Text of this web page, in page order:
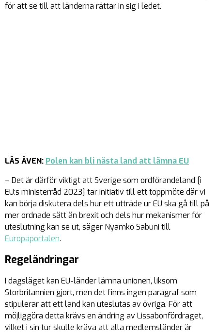
för att se till att länderna rättar in sig i ledet.
LÄS ÄVEN: Polen kan bli nästa land att lämna EU
– Det är därför viktigt att Sverige som ordförandeland [i
EU:s ministerråd 2023] tar initiativ till ett toppmöte där vi
kan börja diskutera dels hur ett utträde ur EU ska gå till på
mer ordnade sätt än brexit och dels hur mekanismer för
uteslutning kan se ut, säger Nyamko Sabuni till
Europaportalen.
Regeländringar
I dagsläget kan EU-länder lämna unionen, liksom
Storbritannien gjort, men det finns ingen paragraf som
stipulerar att ett land kan uteslutas av övriga. För att
möjliggöra detta krävs en ändring av Lissabonfördraget,
vilket i sin tur skulle kräva att alla medlemsländer är